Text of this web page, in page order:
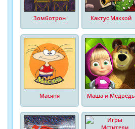
Зомботрон Кактус Маккой
Масяня Маша и Медведь